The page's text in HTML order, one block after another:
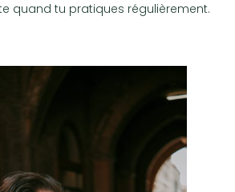
quand tu pratiques régulièrement.